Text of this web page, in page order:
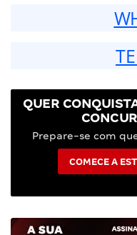
QUER
Prepare-se com
COMECE A